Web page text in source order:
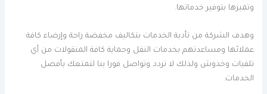
وتميزها بتوفير خدماتها.
وهدف الشركة من تأدية الخدمات بتكاليف مخفضة راحة وإرضاء كافة
عملائها ومساعدتهم بخدمات النقل وحماية كافة المنقولات من أي
تلفيات وخدوش ولذلك لا تردد وتواصل فورا بنا لتمتعك بأفضل
الخدمات.